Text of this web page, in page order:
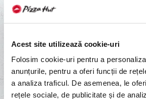
Acest site utilizează cookie-uri
Folosim cookie-uri pentru a
anunțurile, pentru a oferi funcții de
a analiza traficul. De asemenea, le
rețele sociale, de publicitate și de
perioada cât acestea sunt folosite
activității noastre și pentru a veni
navigarea în interiorul website-ului, în
vigoare.
Vă reamintim că aveți dreptul de a
HUT® ca datele dumneavoastră să fie